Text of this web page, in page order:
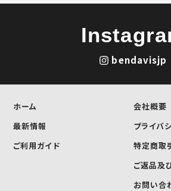
bendavisjp
ホーム
最新情報
ご利用ガイド
会社概要
プライバ
特定商取
ご返品及
お問い合